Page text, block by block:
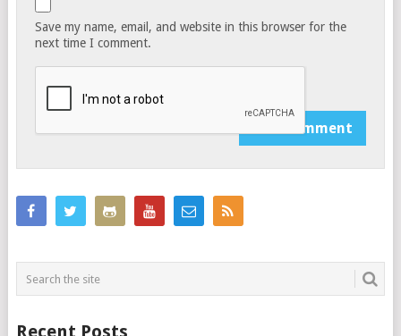
Save my name, email, and website in this browser for the
next time I comment.
Recent Posts